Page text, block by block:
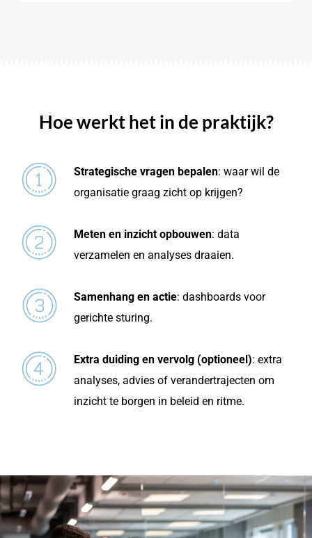
Hoe werkt het in de praktijk?
Strategische vragen bepalen: waar wil de
organisatie graag zicht op krijgen?
Meten en inzicht opbouwen: data
verzamelen en analyses draaien.
Samenhang en actie: dashboards voor
gerichte sturing.
Extra duiding en vervolg (optioneel): extra
analyses, advies of verandertrajecten om
inzicht te borgen in beleid en ritme.